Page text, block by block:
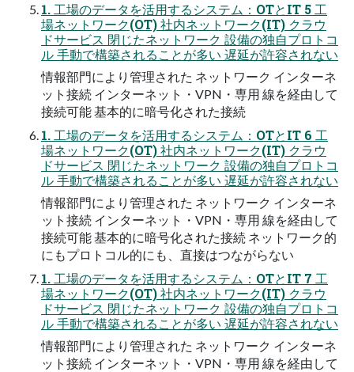
1. 工場のデータを活用するシステム：OTとIT 5 工
場ネットワーク(OT) 社内ネットワーク(IT) クラウ
ドサービス 閉じたネットワーク 設備の独自プロトコ
ル 手動で構築されることが多い 遅延が許容されない
情報部門により管理された ネットワーク インターネ
ット接続 インターネット・VPN・専用 線を経由して
接続可能 基本的に暗号化された接続
1. 工場のデータを活用するシステム：OTとIT 6 工
場ネットワーク(OT) 社内ネットワーク(IT) クラウ
ドサービス 閉じたネットワーク 設備の独自プロトコ
ル 手動で構築されることが多い 遅延が許容されない
情報部門により管理された ネットワーク インターネ
ット接続 インターネット・VPN・専用 線を経由して
接続可能 基本的に暗号化された接続 ネットワーク的
にもプロトコル的にも、直接はつながらない
1. 工場のデータを活用するシステム：OTとIT 7 工
場ネットワーク(OT) 社内ネットワーク(IT) クラウ
ドサービス 閉じたネットワーク 設備の独自プロトコ
ル 手動で構築されることが多い 遅延が許容されない
情報部門により管理された ネットワーク インターネ
ット接続 インターネット・VPN・専用 線を経由して